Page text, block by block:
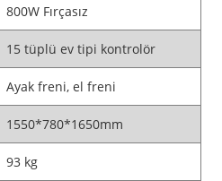
800W Fırçasız
15 tüplü ev tipi kontrolör
Ayak freni, el freni
1550*780*1650mm
93 kg